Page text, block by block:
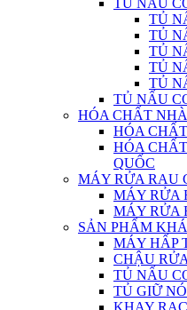
TỦ NẤU
TỦ
TỦ
TỦ
TỦ
TỦ
TỦ NẤU
HÓA CHẤT
HÓA
HÓA
QUỐC
MÁY RỬA RAU
MÁY RỬA
MÁY RỬA
SẢN PHẨM
MÁY HẤP
CHẬU
TỦ NẤU
TỦ GIỮ